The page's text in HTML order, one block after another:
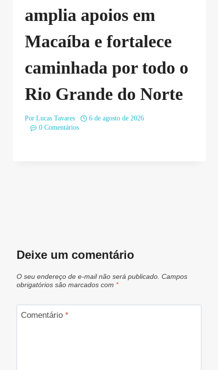
amplia apoios em
Macaíba e fortalece
caminhada por todo o
Rio Grande do Norte
Por Lucas Tavares
6 de agosto de 2026
0 Comentários
Deixe um comentário
O seu endereço de e-mail não será publicado. Campos
obrigatórios são marcados com *
Comentário *